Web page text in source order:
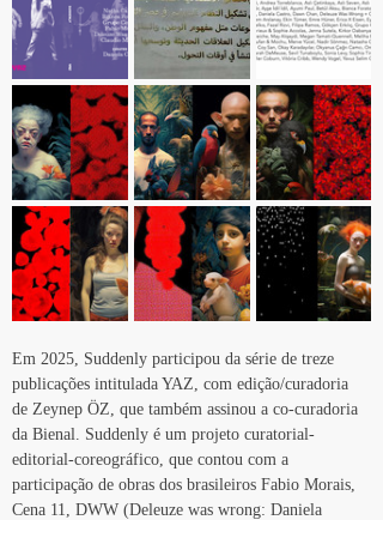
Em 2025, Suddenly participou da série de treze
publicações intitulada YAZ, com edição/curadoria
de Zeynep ÖZ, que também assinou a co-curadoria
da Bienal. Suddenly é um projeto curatorial-
editorial-coreográfico, que contou com a
participação de obras dos brasileiros Fabio Morais,
Cena 11, DWW (Deleuze was wrong: Daniela